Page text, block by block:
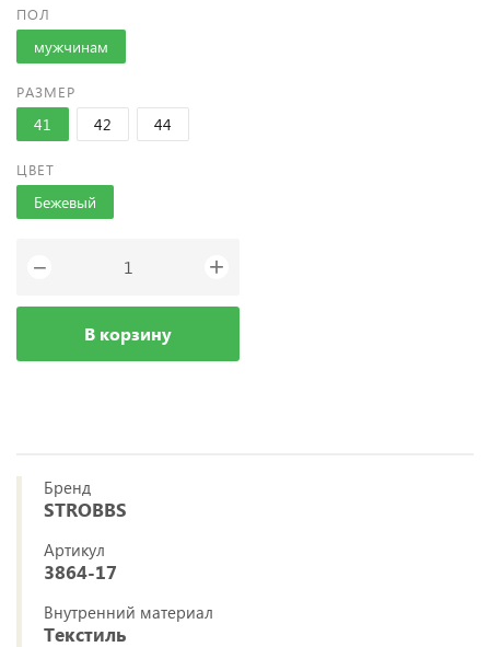
ПОЛ
мужчинам
РАЗМЕР
41 42 44
ЦВЕТ
Бежевый
− +
В корзину
Бренд
STROBBS
Артикул
3864-17
Внутренний материал
Текстиль